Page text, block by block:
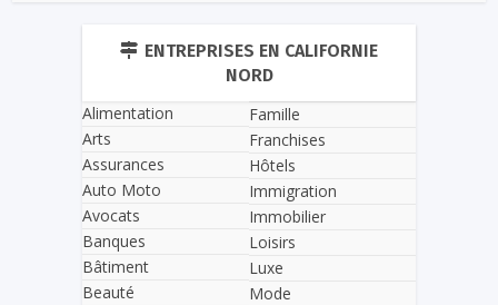
ENTREPRISES EN CALIFORNIE
NORD
Alimentation
Arts
Assurances
Auto Moto
Avocats
Banques
Bâtiment
Beauté
Famille
Franchises
Hôtels
Immigration
Immobilier
Loisirs
Luxe
Mode